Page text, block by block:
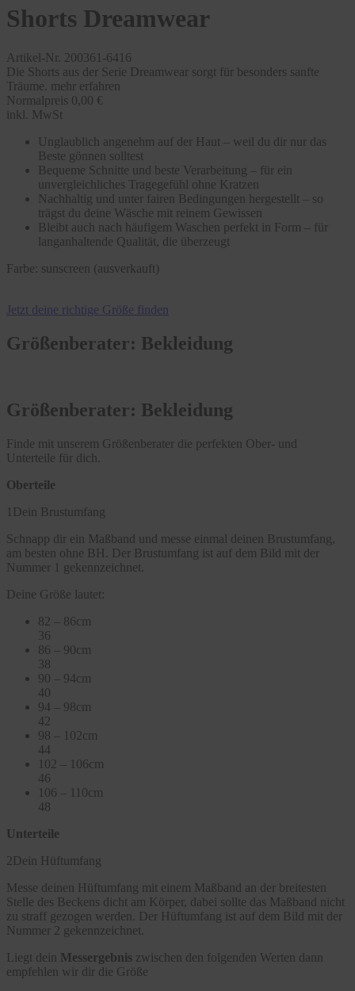
Shorts Dreamwear
Artikel-Nr. 200361-6416
Die Shorts aus der Serie Dreamwear sorgt für besonders sanfte
Träume. mehr erfahren
Normalpreis 0,00 €
inkl. MwSt
Unglaublich angenehm auf der Haut – weil du dir nur das
Beste gönnen solltest
Bequeme Schnitte und beste Verarbeitung – für ein
unvergleichliches Tragegefühl ohne Kratzen
Nachhaltig und unter fairen Bedingungen hergestellt – so
trägst du deine Wäsche mit reinem Gewissen
Bleibt auch nach häufigem Waschen perfekt in Form – für
langanhaltende Qualität, die überzeugt
Farbe: sunscreen (ausverkauft)
Jetzt deine richtige Größe finden
Größenberater: Bekleidung
Größenberater: Bekleidung
Finde mit unserem Größenberater die perfekten Ober- und
Unterteile für dich.
Oberteile
1 Dein Brustumfang
Schnapp dir ein Maßband und messe einmal deinen Brustumfang,
am besten ohne BH. Der Brustumfang ist auf dem Bild mit der
Nummer 1 gekennzeichnet.
Deine Größe lautet:
82 – 86cm
36
86 – 90cm
38
90 – 94cm
40
94 – 98cm
42
98 – 102cm
44
102 – 106cm
46
106 – 110cm
48
Unterteile
2Dein Hüftumfang
Messe deinen Hüftumfang mit einem Maßband an der breitesten
Stelle des Beckens dicht am Körper, dabei sollte das Maßband nicht
zu straff gezogen werden. Der Hüftumfang ist auf dem Bild mit der
Nummer 2 gekennzeichnet.
Liegt dein Messergebnis zwischen den folgenden Werten dann
empfehlen wir dir die Größe